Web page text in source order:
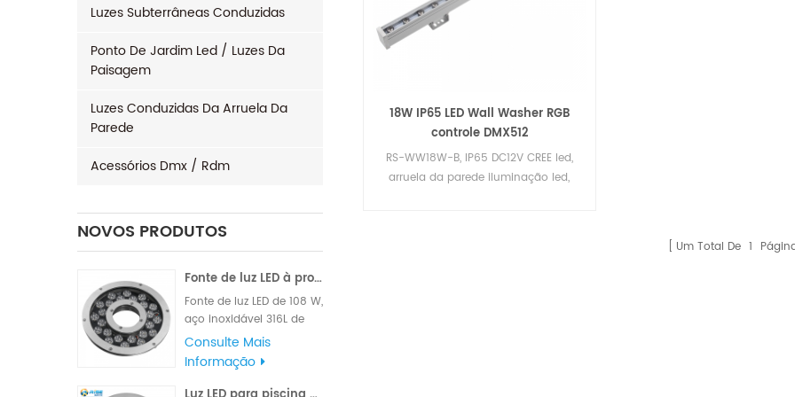
Luzes Subterrâneas Conduzidas
Ponto De Jardim Led / Luzes Da
Paisagem
Luzes Conduzidas Da Arruela Da
Parede
Acessórios Dmx / Rdm
NOVOS PRODUTOS
Fonte de luz LED à prova d'água 96x3W 120W
Fonte de luz LED de 108 W,
aço inoxidável 316L de
alta qualidade para
material, marca famosa
de alto LM, chips Edison
ou Epistar, fornecidos
Consulte Mais
Informação
18W IP65 LED Wall Washer RGB
controle DMX512
RS-WW18W-B, IP65 DC12V CREE led,
arruela da parede iluminação led,
Um Total De 1